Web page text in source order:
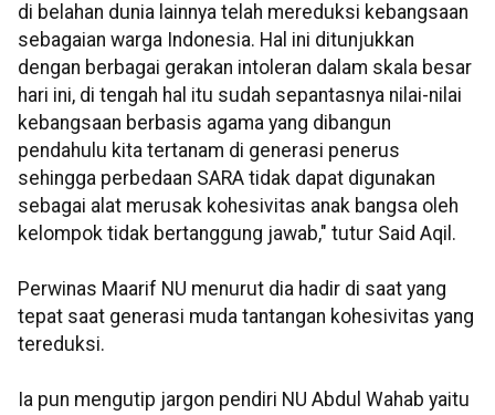
di belahan dunia lainnya telah mereduksi kebangsaan
sebagaian warga Indonesia. Hal ini ditunjukkan
dengan berbagai gerakan intoleran dalam skala besar
hari ini, di tengah hal itu sudah sepantasnya nilai-nilai
kebangsaan berbasis agama yang dibangun
pendahulu kita tertanam di generasi penerus
sehingga perbedaan SARA tidak dapat digunakan
sebagai alat merusak kohesivitas anak bangsa oleh
kelompok tidak bertanggung jawab," tutur Said Aqil.
Perwinas Maarif NU menurut dia hadir di saat yang
tepat saat generasi muda tantangan kohesivitas yang
tereduksi.
Ia pun mengutip jargon pendiri NU Abdul Wahab yaitu